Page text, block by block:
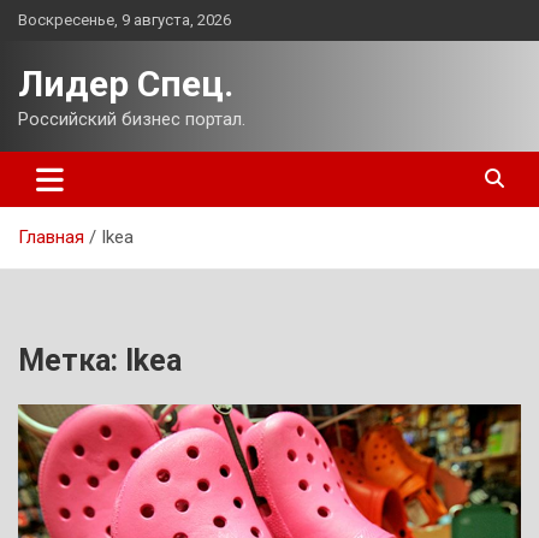
Перейти
Воскресенье, 9 августа, 2026
Лидер Спец.
Российский бизнес портал.
Главная Ikea
Метка: Ikea